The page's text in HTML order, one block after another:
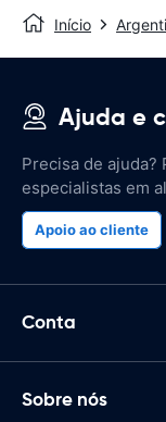
Início
Ajuda e
Precisa de ajuda?
especialistas em
Apoio ao cliente
Conta
Sobre nós